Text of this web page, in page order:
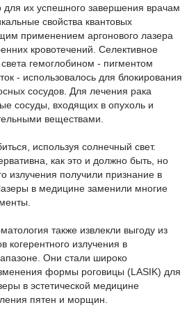
их успешного завершения врачам
свойства квантовых
применением аргонового лазера
кровотечений. Селективное
гемоглобином - пигментом
- использовалось для блокирования
сосудов. Для лечения рака
сосуды, входящих в опухоль и
веществами.
используя солнечный свет.
как это и должно быть, но
излучения получили признание в
в медицине заменили многие
также извлекли выгоду из
когерентного излучения в
Они стали широко
формы роговицы (LASIK) для
в эстетической медицине
пятен и морщин.